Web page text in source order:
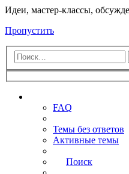
Идеи, мастер-классы,
Пропустить
FAQ
Темы без ответов
Активные темы
Поиск